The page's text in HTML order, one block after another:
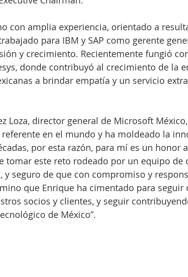
con amplia experiencia, orientado a
para IBM y SAP como gerente
y crecimiento. Recientemente fungió
donde contribuyó al crecimiento de la
a brindar empatía y un servicio
Loza, director general de Microsoft
en el mundo y ha moldeado la
por esta razón, para mí es un honor
tomar este reto rodeado por un equipo de
y seguro de que con compromiso y
que Enrique ha cimentado para seguir
socios y clientes, y seguir
de México”.